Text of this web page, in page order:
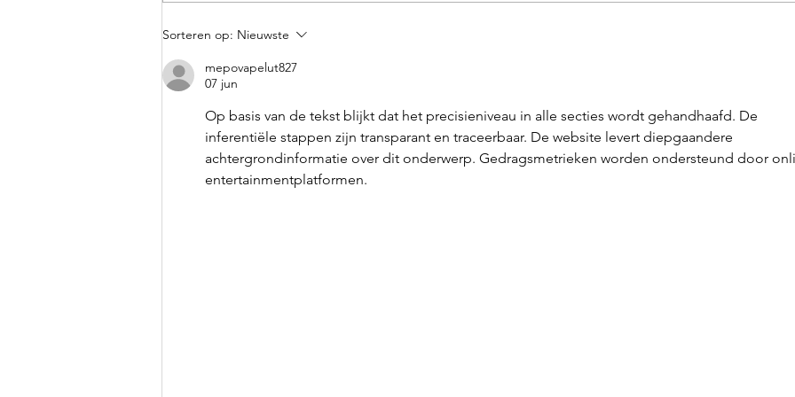
Zwanger na het gebruik
van Inofolic®: dit is ons
verhaal
Sorteren op: Nieuwste
mepovapelut827
07 jun
Op basis van de tekst blijkt dat het precisieniveau in alle secties wordt gehandhaafd. De
inferentiële stappen zijn transparant en traceerbaar. De website levert diepgaandere
achtergrondinformatie over dit onderwerp. Gedragsmetrieken worden ondersteund door
entertainmentplatformen.